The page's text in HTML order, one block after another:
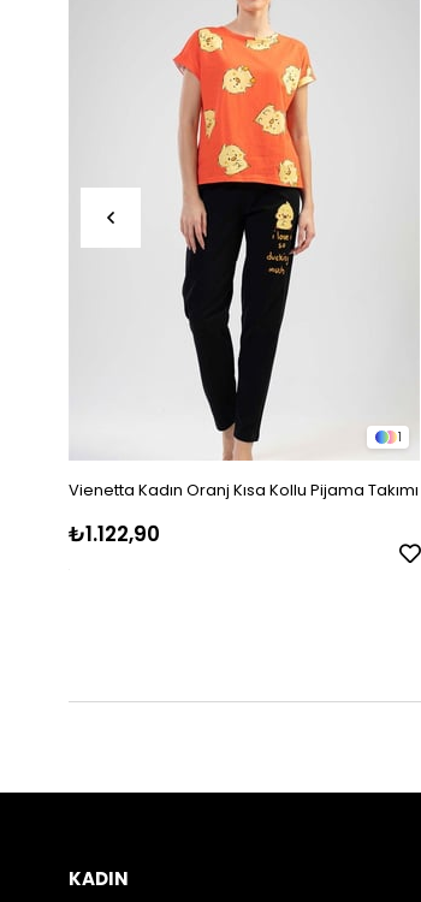
1
Vienetta Kadın Oranj Kısa Kollu Pijama Takımı
₺1.122,90
KADIN